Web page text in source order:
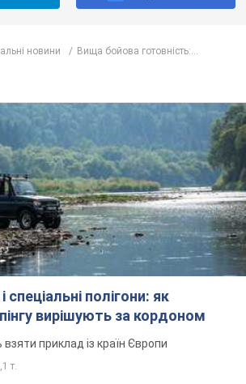
новини Вища бойова готовність:...
спеціальні полігони: як
вирішують за кордоном
взяти приклад із країн Європи
т.